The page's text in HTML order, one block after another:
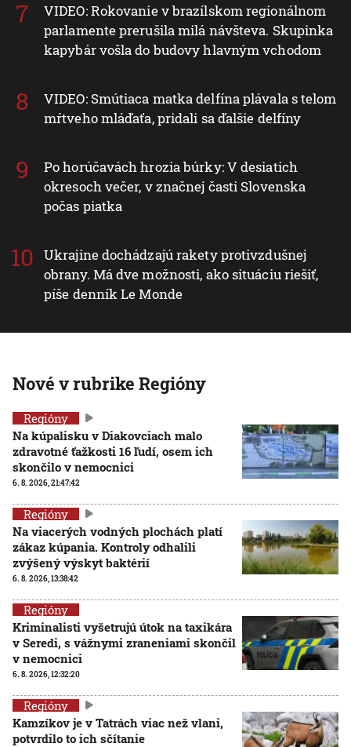
VIDEO: Rokovanie v brazílskom regionálnom
parlamente prerušila milá návšteva. Skupinka
kapybár vošla do budovy hlavným vchodom
VIDEO: Smútiaca matka delfína plávala s telom
mŕtveho mláďaťa, pridali sa ďalšie delfíny
Po horúčavách hrozia búrky: V desiatich
okresoch večer, v značnej časti Slovenska
počas piatka
Ukrajine dochádzajú rakety protivzdušnej
obrany. Má dve možnosti, ako situáciu riešiť,
píše denník Le Monde
Nové v rubrike Regióny
Regióny
Na kúpalisku v Diakovciach malo
zdravotné ťažkosti 16 ľudí, osem ich
skončilo v nemocnici
6. 8. 2026, 21:47:42
Regióny
Na viacerých vodných plochách platí
zákaz kúpania. Kontroly odhalili
zvýšený výskyt baktérií
6. 8. 2026, 13:38:42
Regióny
Kriminalisti vyšetrujú útok na taxikára
v Seredi, s vážnymi zraneniami skončil
v nemocnici
6. 8. 2026, 12:32:20
Regióny
Kamzíkov je v Tatrách viac než vlani,
potvrdilo to ich sčítanie